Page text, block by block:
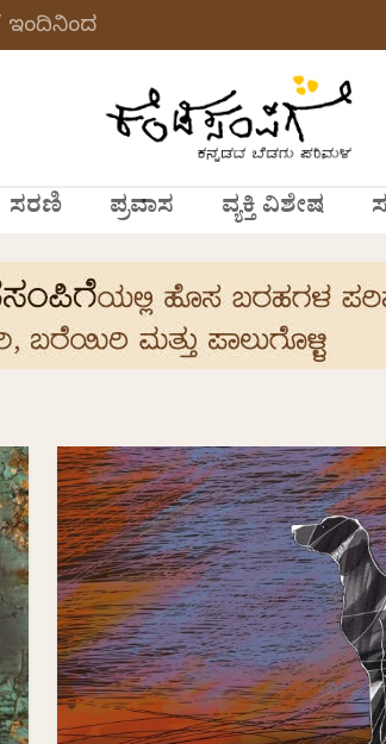
ಇಂದಿನಿಂದ
ಸರಣಿ ಪ್ರವಾಸ ವ್ಯಕ್ತಿ ವಿಶೇಷ